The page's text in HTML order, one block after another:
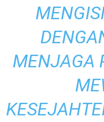
MENJAGA